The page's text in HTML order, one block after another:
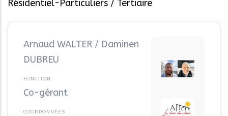
Résidentiel-Particuliers
Tertiaire
Arnaud WALTER / Daminen
DUBREU
Co-gérant